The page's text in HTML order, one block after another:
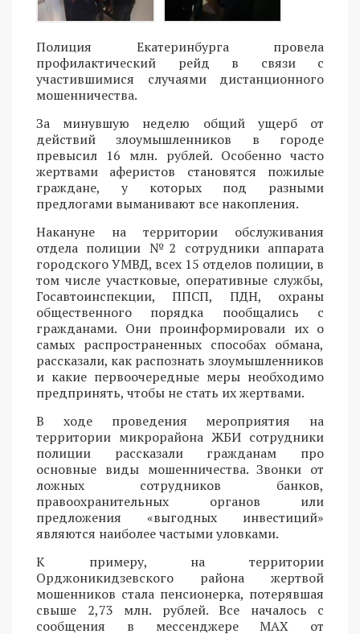
Полиция Екатеринбурга провела
профилактический рейд в связи с
участившимися случаями дистанционного
мошенничества.
За минувшую неделю общий ущерб от
действий злоумышленников в городе
превысил 16 млн. рублей. Особенно часто
жертвами аферистов становятся пожилые
граждане, у которых под разными
предлогами выманивают все накопления.
Накануне на территории обслуживания
отдела полиции №2 сотрудники аппарата
городского УМВД, всех 15 отделов полиции, в
том числе участковые, оперативные службы,
Госавтоинспекции, ППСП, ПДН, охраны
общественного порядка пообщались с
гражданами. Они проинформировали их о
самых распространенных способах обмана,
рассказали, как распознать злоумышленников
и какие первоочередные меры необходимо
предпринять, чтобы не стать их жертвами.
В ходе проведения мероприятия на
территории микрорайона ЖБИ сотрудники
полиции рассказали гражданам про
основные виды мошенничества. Звонки от
ложных сотрудников банков,
правоохранительных органов или
предложения «выгодных инвестиций»
являются наиболее частыми уловками.
К примеру, на территории
Орджоникидзевского района жертвой
мошенников стала пенсионерка, потерявшая
свыше 2,73 млн. рублей. Все началось с
сообщения в мессенджере MAX от